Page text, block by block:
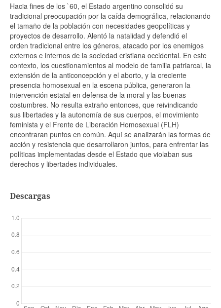
Hacia fines de los `60, el Estado argentino consolidó su
tradicional preocupación por la caída demográfica, relacionando
el tamaño de la población con necesidades geopolíticas y
proyectos de desarrollo. Alentó la natalidad y defendió el
orden tradicional entre los géneros, atacado por los enemigos
externos e internos de la sociedad cristiana occidental. En este
contexto, los cuestionamientos al modelo de familia patriarcal, la
extensión de la anticoncepción y el aborto, y la creciente
presencia homosexual en la escena pública, generaron la
intervención estatal en defensa de la moral y las buenas
costumbres. No resulta extraño entonces, que reivindicando
sus libertades y la autonomía de sus cuerpos, el movimiento
feminista y el Frente de Liberación Homosexual (FLH)
encontraran puntos en común. Aquí se analizarán las formas de
acción y resistencia que desarrollaron juntos, para enfrentar las
políticas implementadas desde el Estado que violaban sus
derechos y libertades individuales.
Descargas